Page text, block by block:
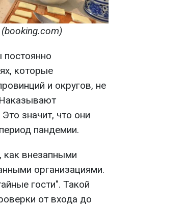
постоянно
которые
и округов, не
значит, что они
пандемии.
как внезапными
организациями.
гости". Такой
от входа до